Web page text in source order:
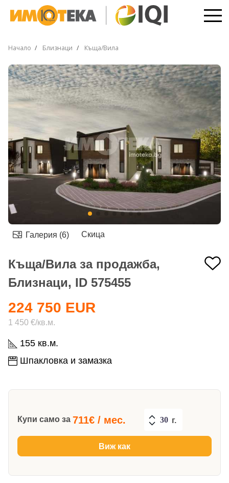
Начало Близнаци Къща/Вила
Галерия (6) Скица
Къща/Вила за продажба,
Близнаци, ID 575455
155 кв.м.
Шпакловка и замазка
224 750 EUR
1 450 €/кв.м.
Купи само за 711€ / мес. г.
Виж как